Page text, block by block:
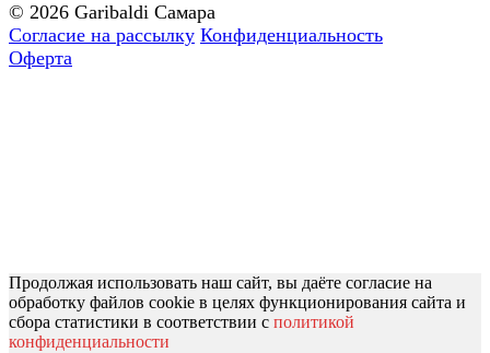
© 2026 Garibaldi Самара
Согласие на рассылку Конфиденциальность
Оферта
Продолжая использовать наш сайт, вы даёте согласие на
обработку файлов cookie в целях функционирования сайта и
сбора статистики в соответствии с политикой
конфиденциальности